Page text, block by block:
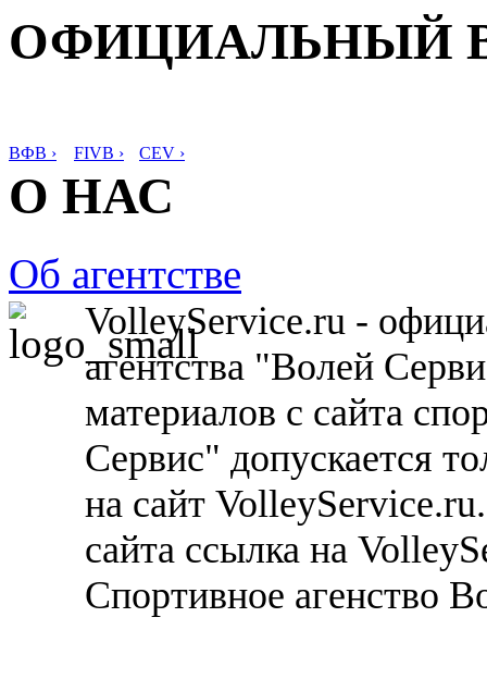
ОФИЦИАЛЬНЫЙ
ВФВ › FIVB › CEV ›
О НАС
Об агентстве
VolleyService.ru -
агентства "Волей
материалов с сайта
Сервис" допускается
на сайт
сайта ссылка на
Спортивное агенство